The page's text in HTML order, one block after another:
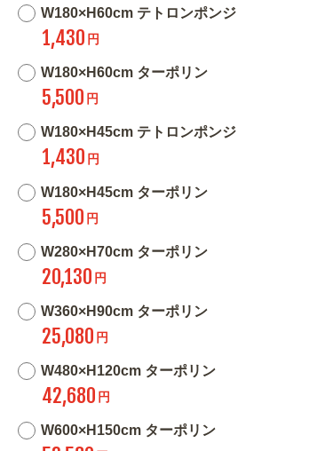
W180×H60cm テトロンポンジ
1,430 円
W180×H60cm ターポリン
5,500 円
W180×H45cm テトロンポンジ
1,430 円
W180×H45cm ターポリン
5,500 円
W280×H70cm ターポリン
20,130 円
W360×H90cm ターポリン
25,080 円
W480×H120cm ターポリン
42,680 円
W600×H150cm ターポリン